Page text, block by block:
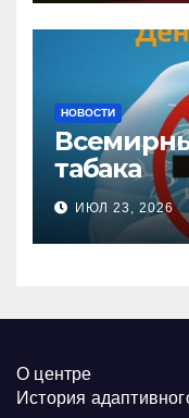
НОВОСТИ
табака
ИЮЛ 23, 2026
О центре
История